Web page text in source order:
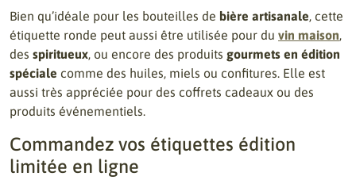
Bien qu’idéale pour les bouteilles de bière artisanale, cette
étiquette ronde peut aussi être utilisée pour du vin maison,
des spiritueux, ou encore des produits gourmets en édition
spéciale comme des huiles, miels ou confitures. Elle est
aussi très appréciée pour des coffrets cadeaux ou des
produits événementiels.
Commandez vos étiquettes édition
limitée en ligne